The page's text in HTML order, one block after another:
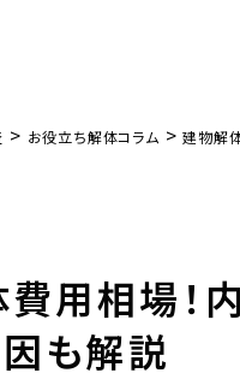
> お役立ち解体コラム >建物解
用相場！
因も解説